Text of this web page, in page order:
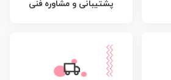
پشتیبانی و مشاوره فنی